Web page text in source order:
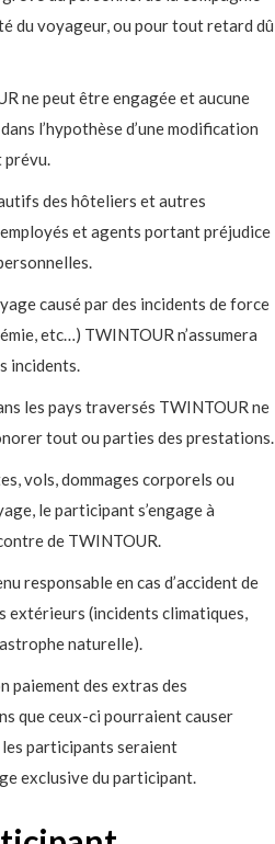
du voyageur, ou pour tout retard dû
ne peut être engagée et aucune
l’hypothèse d’une modification
prévu.
des hôteliers et autres
et agents portant préjudice
causé par des incidents de force
etc…) TWINTOUR n’assumera
incidents.
les pays traversés TWINTOUR ne
tout ou parties des prestations.
vols, dommages corporels ou
le participant s’engage à
de TWINTOUR.
responsable en cas d’accident de
extérieurs (incidents climatiques,
naturelle).
paiement des extras des
que ceux-ci pourraient causer
participants seraient
exclusive du participant.